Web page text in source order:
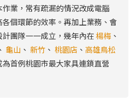
業，常有疏漏的情況改成電腦
個環節的效率。再加上業務、會
團隊一一成立，幾年內在楊梅 、
龜山 、 新竹 、 桃園店 、 高雄鳥松
首例桃園市最大家具連鎖直營